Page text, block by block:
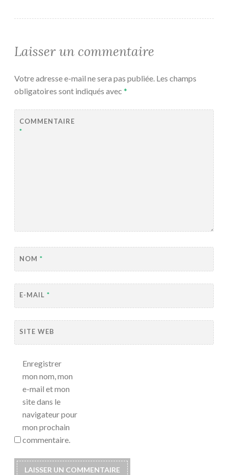
Laisser un commentaire
Votre adresse e-mail ne sera pas publiée. Les champs
obligatoires sont indiqués avec *
COMMENTAIRE
*
NOM *
E-MAIL *
SITE WEB
Enregistrer
mon nom, mon
e-mail et mon
site dans le
navigateur pour
mon prochain
commentaire.